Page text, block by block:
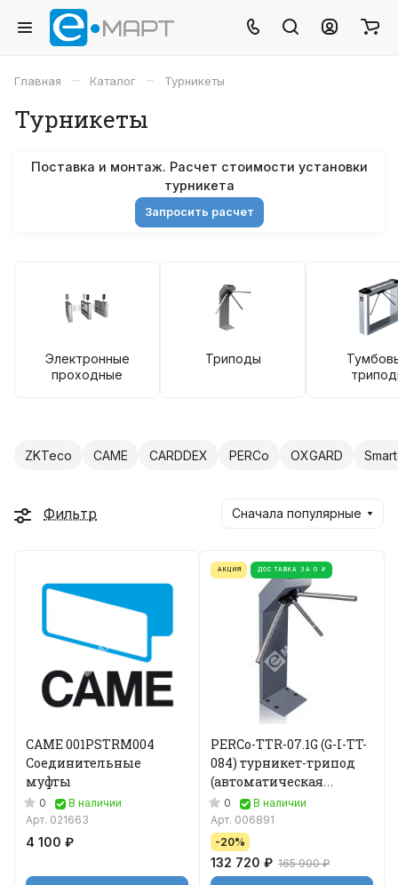
Главная – Каталог – Турникеты
Турникеты
Поставка и монтаж. Расчет стоимости установки
турникета
Запросить расчет
Электронные
проходные
Триподы
ZKTeco CAME CARDDEX PERCo OXGARD
Фильтр Сначала популярные
CAME 001PSTRM004
Соединительные
муфты
0
В наличии
Арт. 021663
4 100 ₽
АКЦИЯ ДОСТАВКА ЗА 0 ₽
PERCo-TTR-07.1G (G-I-TT-
084) турникет-трипод
(автоматическая
Антипаника)
0
В наличии
Арт. 006891
-20%
132 720 ₽ 165 900 ₽